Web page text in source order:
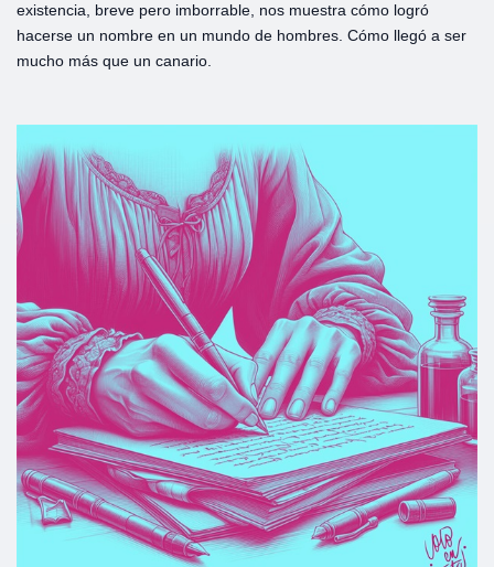
existencia, breve pero imborrable, nos muestra cómo logró
hacerse un nombre en un mundo de hombres. Cómo llegó a ser
mucho más que un canario.